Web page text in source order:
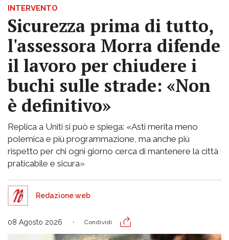
INTERVENTO
Sicurezza prima di tutto,
l'assessora Morra difende
il lavoro per chiudere i
buchi sulle strade: «Non
è definitivo»
Replica a Uniti si può e spiega: «Asti merita meno
polemica e più programmazione, ma anche più
rispetto per chi ogni giorno cerca di mantenere la città
praticabile e sicura»
Redazione web
08 Agosto 2026 Condividi